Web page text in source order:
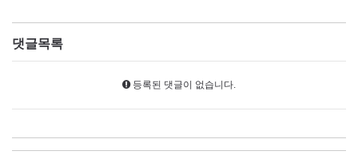
댓글목록
등록된 댓글이 없습니다.